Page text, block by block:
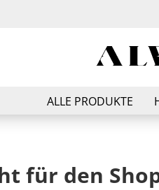
ALLE PRODUKTE
für den